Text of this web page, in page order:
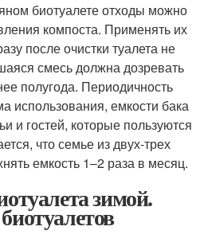
биотуалете отходы можно
компоста. Применять их
после очистки туалета не
смесь должна дозревать
полугода. Периодичность
использования, емкости бака
и гостей, которые пользуются
что семье из двух-трех
емкость 1–2 раза в месяц.
зимой.